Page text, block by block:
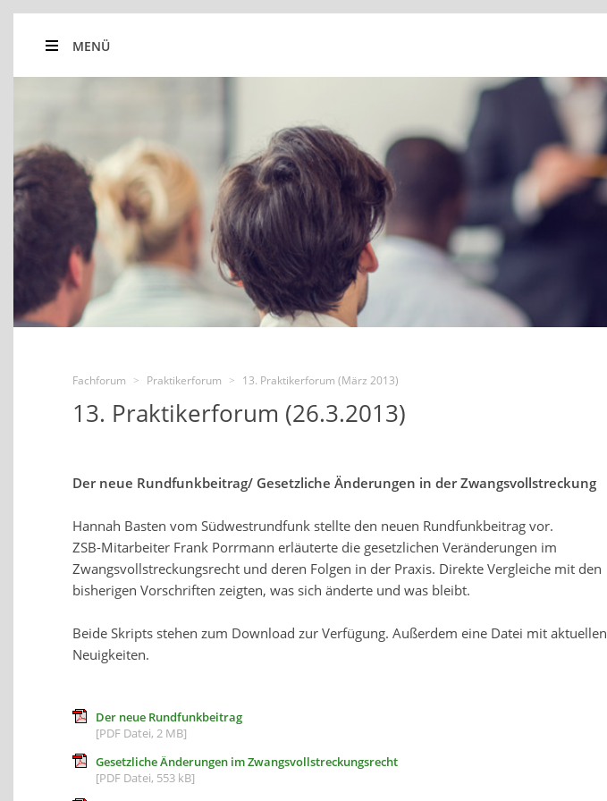
MENÜ
Fachforum > Praktikerforum > 13. Praktikerforum (März 2013)
13. Praktikerforum (26.3.2013)
Der neue Rundfunkbeitrag/ Gesetzliche Änderungen in der Zwangsvollstreckung
Hannah Basten vom Südwestrundfunk stellte den neuen Rundfunkbeitrag vor.
ZSB-Mitarbeiter Frank Porrmann erläuterte die gesetzlichen Veränderungen im
Zwangsvollstreckungsrecht und deren Folgen in der Praxis. Direkte Vergleiche mit den
bisherigen Vorschriften zeigten, was sich änderte und was bleibt.
Beide Skripts stehen zum Download zur Verfügung. Außerdem eine Datei mit aktuellen
Neuigkeiten.
Der neue Rundfunkbeitrag
[PDF Datei, 2 MB]
Gesetzliche Änderungen im Zwangsvollstreckungsrecht
[PDF Datei, 553 kB]